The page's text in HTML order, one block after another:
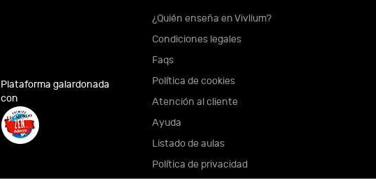
Plataforma galardonada
con
¿Quién enseña en Vivlium?
Condiciones legales
Faqs
Política de cookies
Atención al cliente
Ayuda
Listado de aulas
Política de privacidad